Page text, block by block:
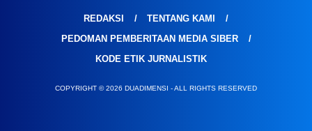
REDAKSI
TENTANG KAMI
PEDOMAN PEMBERITAAN MEDIA SIBER
KODE ETIK JURNALISTIK
COPYRIGHT © 2026 DUADIMENSI - ALL RIGHTS RESERVED